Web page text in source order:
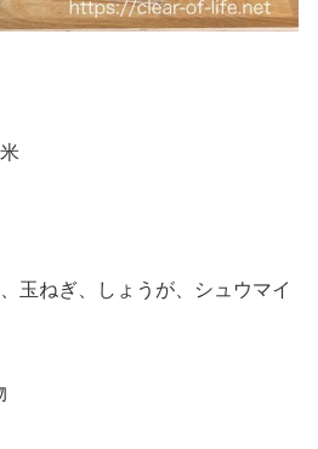
玉ねぎ、しょうが、シュウマイ